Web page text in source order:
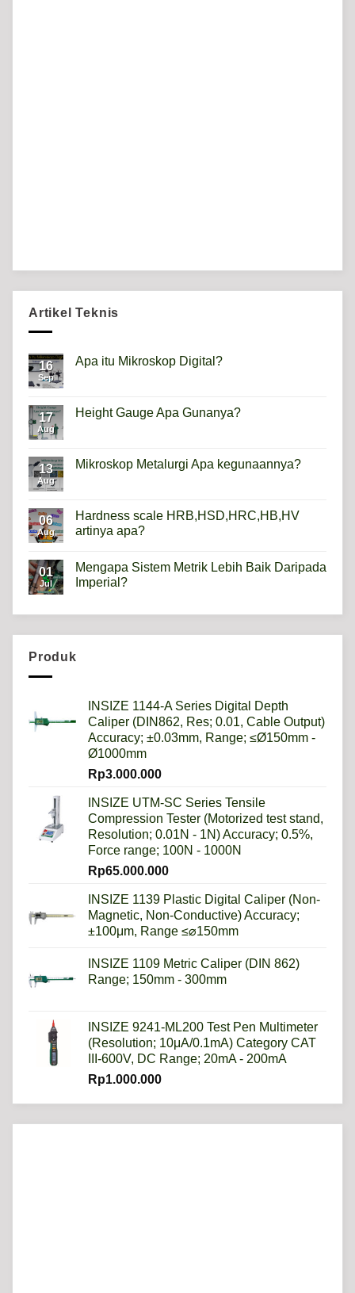
Artikel Teknis
16
Sep
Apa itu Mikroskop Digital?
Apa
itu
17
Aug
Height Gauge Apa Gunanya?
Height
Gauge
13
Aug
Mikroskop Metalurgi Apa kegunaannya?
Mikroskop
Metalurgi
Apa
06
Aug
Hardness scale HRB,HSD,HRC,HB,HV
artinya apa?
on
Hardness
scale
01
Jul
Mengapa Sistem Metrik Lebih Baik Daripada
Imperial?
Lebih
Produk
INSIZE 1144-A Series Digital Depth
Caliper (DIN862, Res; 0.01, Cable Output)
Accuracy; ±0.03mm, Range; ≤Ø150mm -
Ø1000mm
Rp3.000.000
INSIZE UTM-SC Series Tensile
Compression Tester (Motorized test stand,
Resolution; 0.01N - 1N) Accuracy; 0.5%,
Force range; 100N - 1000N
Rp65.000.000
INSIZE 1139 Plastic Digital Caliper (Non-
Magnetic, Non-Conductive) Accuracy;
±100μm, Range ≤⌀150mm
INSIZE 1109 Metric Caliper (DIN 862)
Range; 150mm - 300mm
INSIZE 9241-ML200 Test Pen Multimeter
(Resolution; 10μA/0.1mA) Category CAT
III-600V, DC Range; 20mA - 200mA
Rp1.000.000